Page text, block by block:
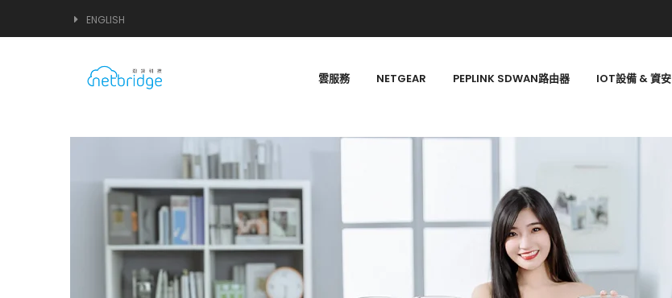
ENGLISH
雲服務 NETGEAR PEPLINK SDWAN路由器 IOT設備 & 資安